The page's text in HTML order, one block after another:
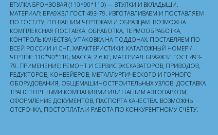
ВТУЛКА БРОНЗОВАЯ (110*90*110) — ВТУЛКИ И ВКЛАДЫШИ.
МАТЕРИАЛ: БРА9Ж3Л ГОСТ 493-79. ИЗГОТАВЛИВАЕМ И ПОСТАВЛЯЕМ
ПО ГОСТ/ТУ, ПО ВАШИМ ЧЕРТЕЖАМ И ОБРАЗЦАМ. ВОЗМОЖНА
КОМПЛЕКСНАЯ ПОСТАВКА: ОБРАБОТКА, ТЕРМООБРАБОТКА,
КОНТРОЛЬ КАЧЕСТВА, УПАКОВКА НА ПОДДОНАХ. ПОСТАВЛЯЕМ ПО
ВСЕЙ РОССИИ И СНГ. ХАРАКТЕРИСТИКИ: КАТАЛОЖНЫЙ НОМЕР /
ЧЕРТЁЖ: 110*90*110; МАССА: 2.6 КГ; МАТЕРИАЛ: БРА9Ж3Л ГОСТ 493-
79. ПРИМЕНЕНИЕ: РЕМОНТ И СЕРВИС ЭКСКАВАТОРОВ, ПРИВОДОВ,
РЕДУКТОРОВ, КОНВЕЙЕРОВ, МЕТАЛЛУРГИЧЕСКОГО И ГОРНОГО
ОБОРУДОВАНИЯ, ОБЩЕМАШИНОСТРОИТЕЛЬНЫХ УЗЛОВ. ДОСТАВКА
ТРАНСПОРТНЫМИ КОМПАНИЯМИ ИЛИ НАШИМ АВТОПАРКОМ,
ОФОРМЛЕНИЕ ДОКУМЕНТОВ, ПАСПОРТА КАЧЕСТВА. ВОЗМОЖНЫ
ОТСРОЧКА, ПОСТОПЛАТА И РАБОТА ПО КОНКУРЕНТНОМУ СЧЁТУ.